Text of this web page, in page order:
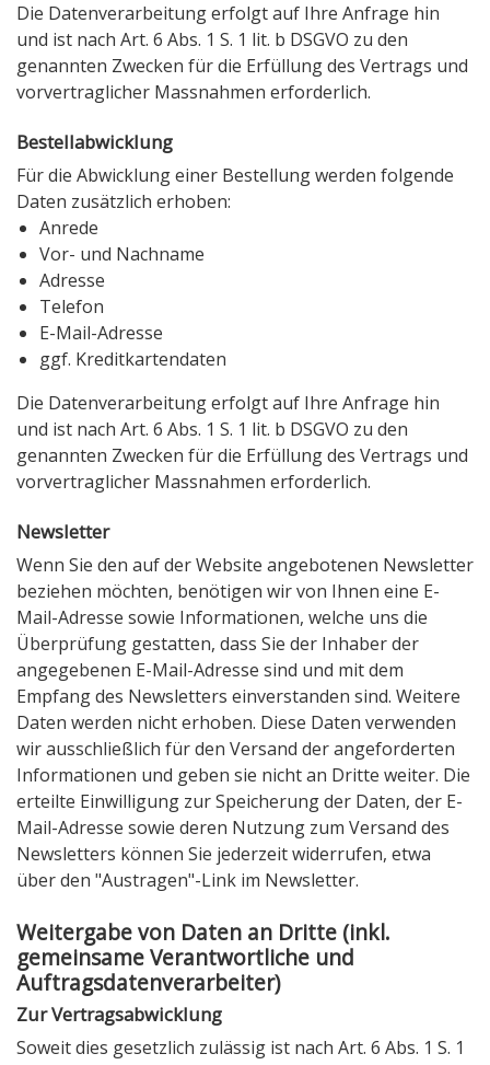
Die Datenverarbeitung erfolgt auf Ihre Anfrage hin
und ist nach Art. 6 Abs. 1 S. 1 lit. b DSGVO zu den
genannten Zwecken für die Erfüllung des Vertrags und
vorvertraglicher Massnahmen erforderlich.
Bestellabwicklung
Für die Abwicklung einer Bestellung werden folgende
Daten zusätzlich erhoben:
Anrede
Vor- und Nachname
Adresse
Telefon
E-Mail-Adresse
ggf. Kreditkartendaten
Die Datenverarbeitung erfolgt auf Ihre Anfrage hin
und ist nach Art. 6 Abs. 1 S. 1 lit. b DSGVO zu den
genannten Zwecken für die Erfüllung des Vertrags und
vorvertraglicher Massnahmen erforderlich.
Newsletter
Wenn Sie den auf der Website angebotenen Newsletter
beziehen möchten, benötigen wir von Ihnen eine E-
Mail-Adresse sowie Informationen, welche uns die
Überprüfung gestatten, dass Sie der Inhaber der
angegebenen E-Mail-Adresse sind und mit dem
Empfang des Newsletters einverstanden sind. Weitere
Daten werden nicht erhoben. Diese Daten verwenden
wir ausschließlich für den Versand der angeforderten
Informationen und geben sie nicht an Dritte weiter. Die
erteilte Einwilligung zur Speicherung der Daten, der E-
Mail-Adresse sowie deren Nutzung zum Versand des
Newsletters können Sie jederzeit widerrufen, etwa
über den "Austragen"-Link im Newsletter.
Weitergabe von Daten an Dritte (inkl.
gemeinsame Verantwortliche und
Auftragsdatenverarbeiter)
Zur Vertragsabwicklung
Soweit dies gesetzlich zulässig ist nach Art. 6 Abs. 1 S. 1